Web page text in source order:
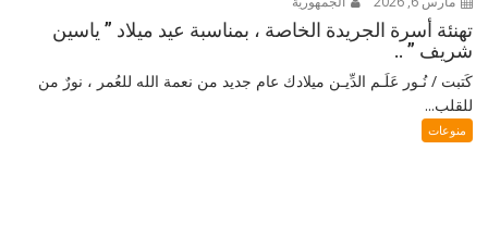
تهنئة أسرة الجريدة الخاصة ، بمناسبة عيد ميلاد ” ياسين
شريف ” ..
كَتبت / نُـور عَلَـم الدِّيـن ميلادك عام جديد من نعمة الله للعُمر ، نورٌ من
للقلب...
منوعات